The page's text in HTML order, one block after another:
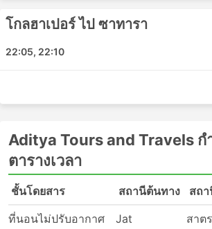
กว่ารถไฟหรือเครื่องบิน ขึ้นอยู่กับสถ
อุบัติเหตุ งานก่อสร้างถนน ทางเบี่ยง
อย่างยิ่งสำหรับการเดินทางในช่วง
ท่องเที่ยว หรือวันหยุดนักขัตฤกษ์ อย่
เลี่ยงการวางแผนการเดินทางที่กระ
ล่วงหน้า โปรดทราบว่าเป็นไปไม่ได้
สามารถไปที่สถานีแล้วซื้อตั๋วรถเลย
แล้ว ดังนั้นควรจัดการเดินทางของคุ
โกลฮาเปอร์ ไป ซาทารา
22:05, 22:10
Aditya Tours and Travels ก
ตารางเวลา
ชั้นโดยสาร สถานีต้นทาง สถ
ที่นอนไม่ปรับอากาศ
Jat สาต